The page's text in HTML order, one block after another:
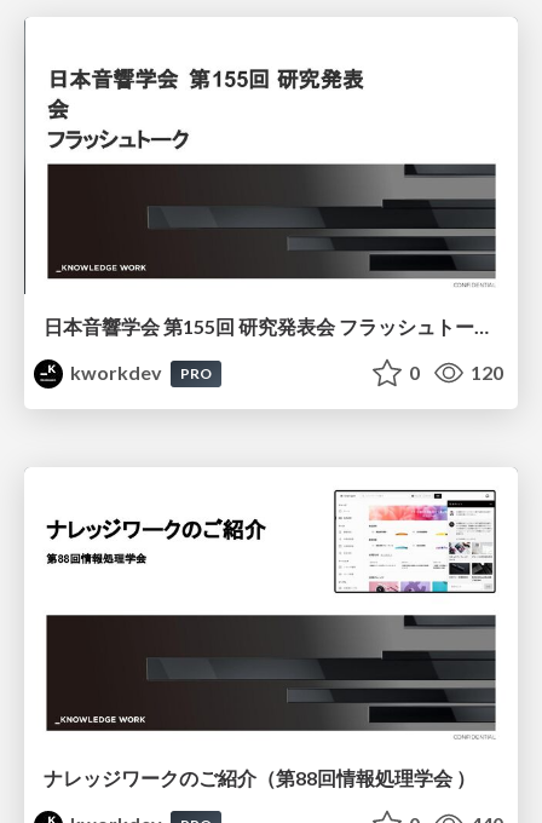
日本音響学会 第155回 研究発表会 フラッシュトーク / 株式会社ナレッジワーク
kworkdev
PRO 0 120
ナレッジワークのご紹介（第88回情報処理学会 ）